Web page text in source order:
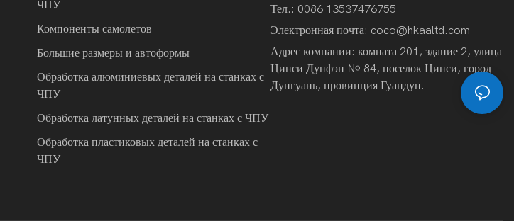
ЧПУ
Компоненты самолетов
Большие размеры и автоформы
Обработка алюминиевых деталей на станках с
ЧПУ
Обработка латунных деталей на станках с ЧПУ
Обработка пластиковых деталей на станках с
ЧПУ
Тел.: 0086 13537476755
Электронная почта: coco@hkaaltd.com
Адрес компании: комната 201, здание 2, улица
Цинси Дунфэн № 84, поселок Цинси, город
Дунгуань, провинция Гуандун.